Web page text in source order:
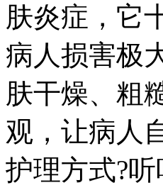
肤炎症，它
病人损害极
肤干燥、粗
观，让病人
护理方式?